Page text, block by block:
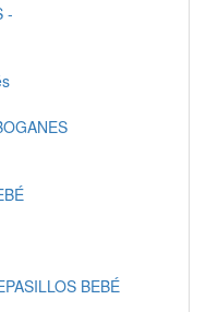
-
BEBÉ